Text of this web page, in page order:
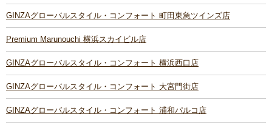
GINZAグローバルスタイル・コンフォート 町田東急ツインズ店
Premium Marunouchi 横浜スカイビル店
GINZAグローバルスタイル・コンフォート 横浜西口店
GINZAグローバルスタイル・コンフォート 大宮門街店
GINZAグローバルスタイル・コンフォート 浦和パルコ店